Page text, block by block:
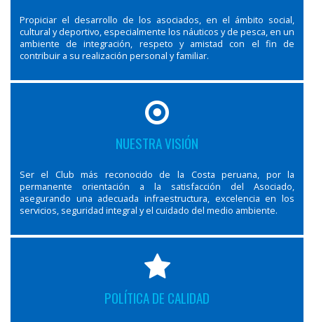
Propiciar el desarrollo de los asociados, en el ámbito social,
cultural y deportivo, especialmente los náuticos y de pesca, en un
ambiente de integración, respeto y amistad con el fin de
contribuir a su realización personal y familiar.
NUESTRA VISIÓN
Ser el Club más reconocido de la Costa peruana, por la
permanente orientación a la satisfacción del Asociado,
asegurando una adecuada infraestructura, excelencia en los
servicios, seguridad integral y el cuidado del medio ambiente.
POLÍTICA DE CALIDAD